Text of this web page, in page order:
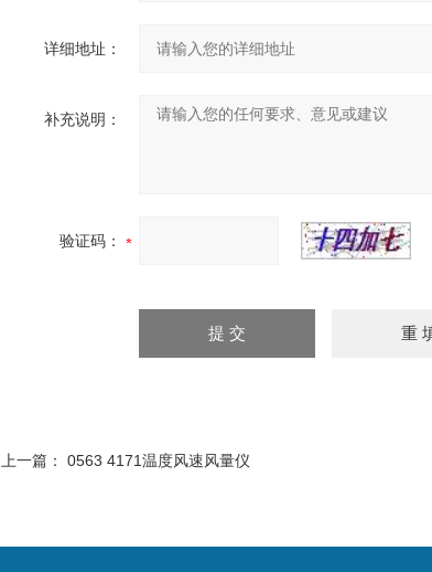
详细地址：
补充说明：
验证码：
上一篇： 0563 4171温度风速风量仪